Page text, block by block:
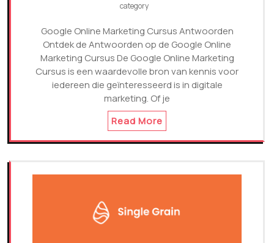
category
Google Online Marketing Cursus Antwoorden
Ontdek de Antwoorden op de Google Online
Marketing Cursus De Google Online Marketing
Cursus is een waardevolle bron van kennis voor
iedereen die geïnteresseerd is in digitale
marketing. Of je
Read More